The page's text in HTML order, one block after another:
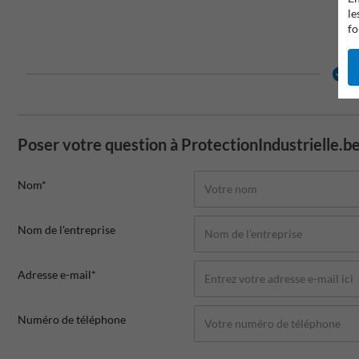
Poser votre question à ProtectionIndustrielle.be
Nom*
Nom de l'entreprise
Adresse e-mail*
Numéro de téléphone